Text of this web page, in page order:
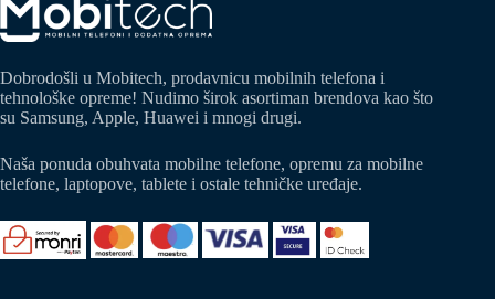
Dobrodošli u Mobitech, prodavnicu mobilnih telefona i
tehnološke opreme! Nudimo širok asortiman brendova kao što
su Samsung, Apple, Huawei i mnogi drugi.
Naša ponuda obuhvata mobilne telefone, opremu za mobilne
telefone, laptopove, tablete i ostale tehničke uređaje.